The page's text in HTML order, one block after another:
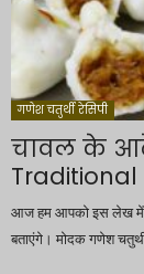
गणेश चतुर्थी रेसिपी
चावल के
आज हम आपको इस लेख में
बताएंगे। मोदक गणेश